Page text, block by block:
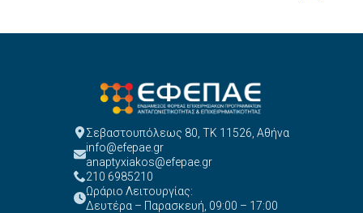
Σεβαστουπόλεως 80, ΤΚ 11526, Αθήνα
info@efepae.gr
anaptyxiakos@efepae.gr
210 6985210
Ωράριο Λειτουργίας:
Δευτέρα – Παρασκευή, 09:00 – 17:00